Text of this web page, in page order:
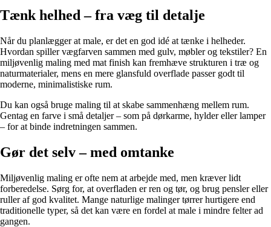
Tænk helhed – fra væg til detalje
Når du planlægger at male, er det en god idé at tænke i helheder.
Hvordan spiller vægfarven sammen med gulv, møbler og tekstiler? En
miljøvenlig maling med mat finish kan fremhæve strukturen i træ og
naturmaterialer, mens en mere glansfuld overflade passer godt til
moderne, minimalistiske rum.
Du kan også bruge maling til at skabe sammenhæng mellem rum.
Gentag en farve i små detaljer – som på dørkarme, hylder eller lamper
– for at binde indretningen sammen.
Gør det selv – med omtanke
Miljøvenlig maling er ofte nem at arbejde med, men kræver lidt
forberedelse. Sørg for, at overfladen er ren og tør, og brug pensler eller
ruller af god kvalitet. Mange naturlige malinger tørrer hurtigere end
traditionelle typer, så det kan være en fordel at male i mindre felter ad
gangen.